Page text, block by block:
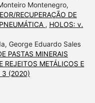
Montenegro,
RECUPERAÇÃO DE
, HOLOS: v.
George Eduardo Sales
PASTAS MINERAIS
REJEITOS METÁLICOS E
3 (2020)